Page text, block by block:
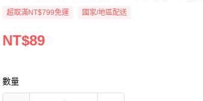
超取滿NT$799免運 國家/地區配送
NT$89
數量